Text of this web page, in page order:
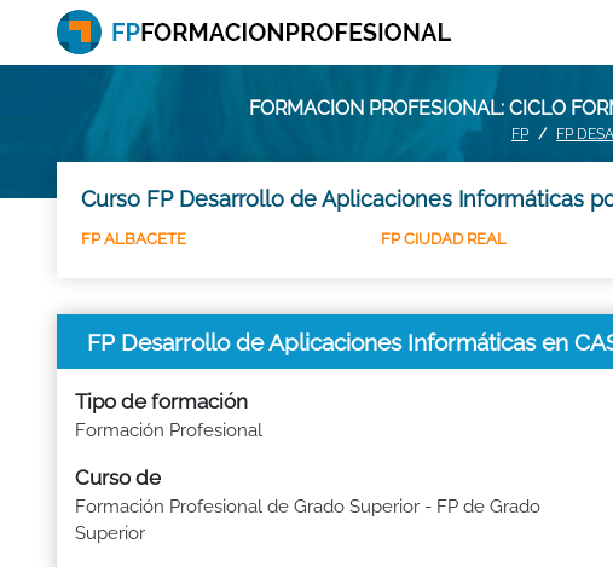
FORMACION PROFESIONAL: CICLO
FP FP
Curso FP Desarrollo de Aplicaciones Informáticas
FP ALBACETE FP CIUDAD REAL
FP Desarrollo de Aplicaciones Informáticas en
Tipo de formación
Formación Profesional
Curso de
Formación Profesional de Grado Superior - FP de Grado
Superior